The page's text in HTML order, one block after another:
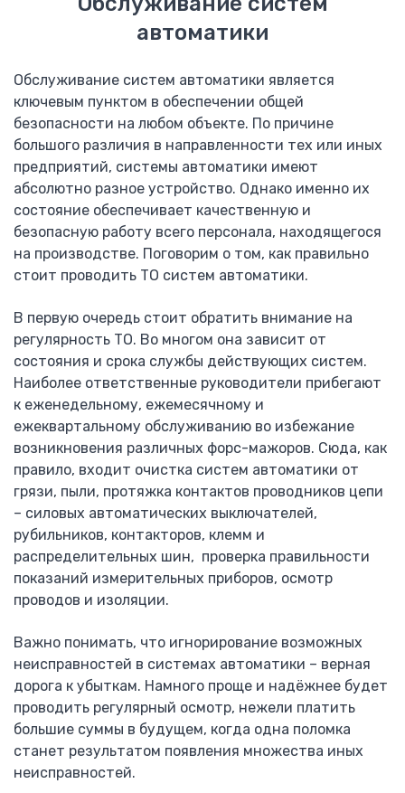
HFR1000 (15 — 315 кВт)
HFR-2000 (15-500кВт)
Входной дроссель ACL
Выходной дроссель OCL
Тормозные модули и резисторы
Преобразователи частоты Hyundai
Hyundai N100
Hyundai N300
Hyundai N700
ПРОВЕНТО
Напольные корпуса
Пульты управления
Шкафы Провенто
Настенные
Взрывозащищенные
Телекоммуникационные
Allen-Bradley
ПЛК Allen Bradley
Преобразователи частоты Allen Bradley PowerFlex
ABB
Блок управления АВР ATS021
Блок управления АВР ATS022
Рубильники
Реверсивные рубильники
Разъеденители
Силовые автоматы Emax
Силовые автоматы Tmax
Мотор автоматы MS
Модульные автоматы S200
автоматики
Обслуживание систем автоматики является
ключевым пунктом в обеспечении общей
безопасности на любом объекте. По причине
большого различия в направленности тех или иных
предприятий, системы автоматики имеют
абсолютно разное устройство. Однако именно их
состояние обеспечивает качественную и
безопасную работу всего персонала, находящегося
на производстве. Поговорим о том, как правильно
стоит проводить ТО систем автоматики.
В первую очередь стоит обратить внимание на
регулярность ТО. Во многом она зависит от
состояния и срока службы действующих систем.
Наиболее ответственные руководители прибегают
к еженедельному, ежемесячному и
ежеквартальному обслуживанию во избежание
возникновения различных форс-мажоров. Сюда, как
правило, входит очистка систем автоматики от
грязи, пыли, протяжка контактов проводников цепи
– силовых автоматических выключателей,
рубильников, контакторов, клемм и
распределительных шин, проверка правильности
показаний измерительных приборов, осмотр
проводов и изоляции.
Важно понимать, что игнорирование возможных
неисправностей в системах автоматики – верная
дорога к убыткам. Намного проще и надёжнее будет
проводить регулярный осмотр, нежели платить
большие суммы в будущем, когда одна поломка
станет результатом появления множества иных
неисправностей.